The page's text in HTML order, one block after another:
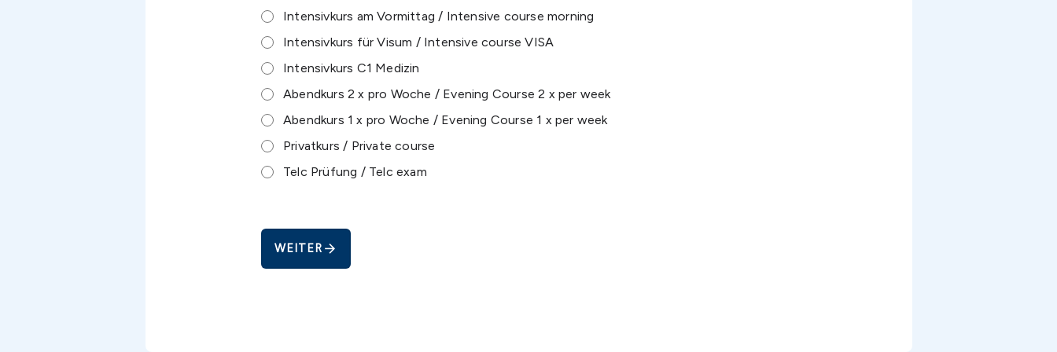
Intensivkurs am Vormittag / Intensive course morning
Intensivkurs für Visum / Intensive course VISA
Intensivkurs C1 Medizin
Abendkurs 2 x pro Woche / Evening Course 2 x per week
Abendkurs 1 x pro Woche / Evening Course 1 x per week
Privatkurs / Private course
Telc Prüfung / Telc exam
WEITER arrow_forward